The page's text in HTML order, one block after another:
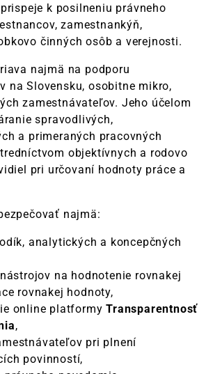
k posilneniu právneho
zamestnankýň,
činných osôb a verejnosti.
najmä na podporu
na Slovensku, osobitne mikro,
zamestnávateľov. Jeho účelom
spravodlivých,
a primeraných pracovných
objektívnych a rodovo
pri určovaní hodnoty práce a
najmä:
analytických a koncepčných
na hodnotenie rovnakej
rovnakej hodnoty,
online platformyTransparentnosť
,
pri plnení
povinností,